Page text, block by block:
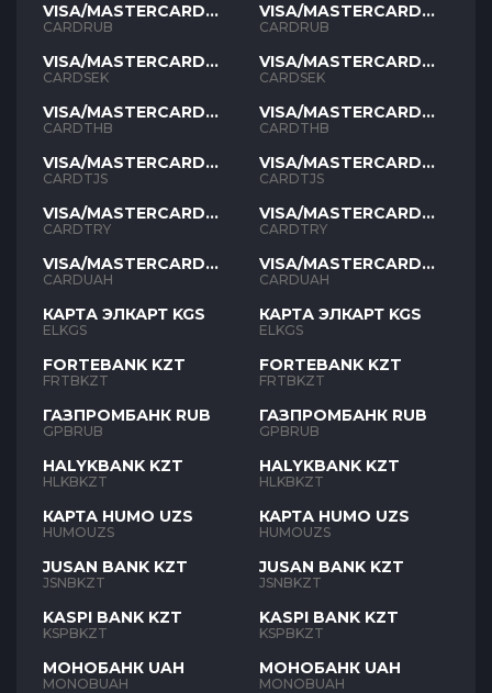
VISA/MASTERCARD
RUB
CARDRUB
VISA/MASTERCARD
SEK
CARDSEK
VISA/MASTERCARD
THB
CARDTHB
VISA/MASTERCARD
TJS
CARDTJS
VISA/MASTERCARD
TYR
CARDTRY
VISA/MASTERCARD
UAH
CARDUAH
КАРТА ЭЛКАРТ KGS
ELKGS
FORTEBANK KZT
FRTBKZT
ГАЗПРОМБАНК RUB
GPBRUB
HALYKBANK KZT
HLKBKZT
КАРТА HUMO UZS
HUMOUZS
JUSAN BANK KZT
JSNBKZT
KASPI BANK KZT
KSPBKZT
МОНОБАНК UAH
MONOBUAH
VISA/MASTERCARD
RUB
CARDRUB
VISA/MASTERCARD
SEK
CARDSEK
VISA/MASTERCARD
THB
CARDTHB
VISA/MASTERCARD
TJS
CARDTJS
VISA/MASTERCARD
TYR
CARDTRY
VISA/MASTERCARD
UAH
CARDUAH
КАРТА ЭЛКАРТ KGS
ELKGS
FORTEBANK KZT
FRTBKZT
ГАЗПРОМБАНК RUB
GPBRUB
HALYKBANK KZT
HLKBKZT
КАРТА HUMO UZS
HUMOUZS
JUSAN BANK KZT
JSNBKZT
KASPI BANK KZT
KSPBKZT
МОНОБАНК UAH
MONOBUAH